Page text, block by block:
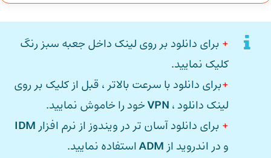
+ برای دانلود بر روی لینک داخل جعبه سبز رنگ
کلیک نمایید.
+برای دانلود با سرعت بالاتر ، قبل از کلیک بر روی
لینک دانلود ، VPNخود را خاموش نمایید.
+ برای دانلود آسان تر در ویندوز از نرم افزار IDM
و در اندروید از ADMاستفاده نمایید.